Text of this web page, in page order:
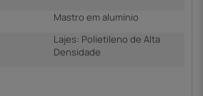
Mastro em alumínio
Lajes: Polietileno de Alta
Densidade